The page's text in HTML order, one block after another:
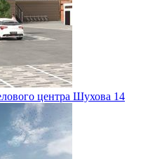
центра Шухова 14